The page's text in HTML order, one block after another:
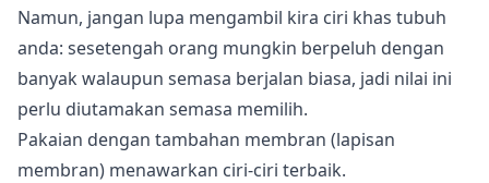
Namun, jangan lupa mengambil kira ciri khas tubuh
anda: sesetengah orang mungkin berpeluh dengan
banyak walaupun semasa berjalan biasa, jadi nilai ini
perlu diutamakan semasa memilih.
Pakaian dengan tambahan membran (lapisan
membran) menawarkan ciri-ciri terbaik.